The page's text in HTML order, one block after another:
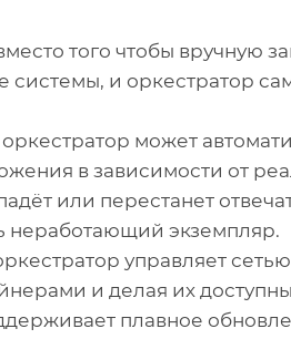
того чтобы вручную
и оркестратор
оркестратор может
в зависимости от
или перестанет
неработающий экземпляр.
управляет
и делая их
плавное